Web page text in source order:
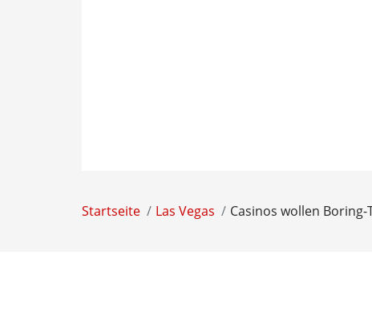
Startseite Las Vegas Casinos wollen Boring-